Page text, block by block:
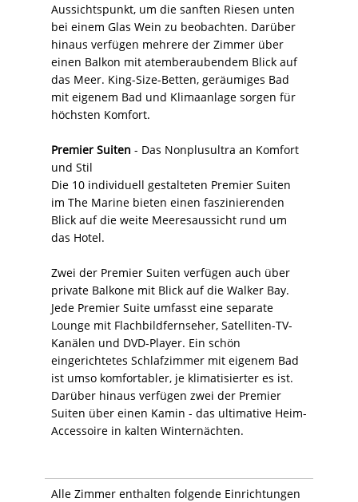
Aussichtspunkt, um die sanften Riesen unten
bei einem Glas Wein zu beobachten. Darüber
hinaus verfügen mehrere der Zimmer über
einen Balkon mit atemberaubendem Blick auf
das Meer. King-Size-Betten, geräumiges Bad
mit eigenem Bad und Klimaanlage sorgen für
höchsten Komfort.
Premier Suiten - Das Nonplusultra an Komfort
und Stil
Die 10 individuell gestalteten Premier Suiten
im The Marine bieten einen faszinierenden
Blick auf die weite Meeresaussicht rund um
das Hotel.
Zwei der Premier Suiten verfügen auch über
private Balkone mit Blick auf die Walker Bay.
Jede Premier Suite umfasst eine separate
Lounge mit Flachbildfernseher, Satelliten-TV-
Kanälen und DVD-Player. Ein schön
eingerichtetes Schlafzimmer mit eigenem Bad
ist umso komfortabler, je klimatisierter es ist.
Darüber hinaus verfügen zwei der Premier
Suiten über einen Kamin - das ultimative Heim-
Accessoire in kalten Winternächten.
Alle Zimmer enthalten folgende Einrichtungen